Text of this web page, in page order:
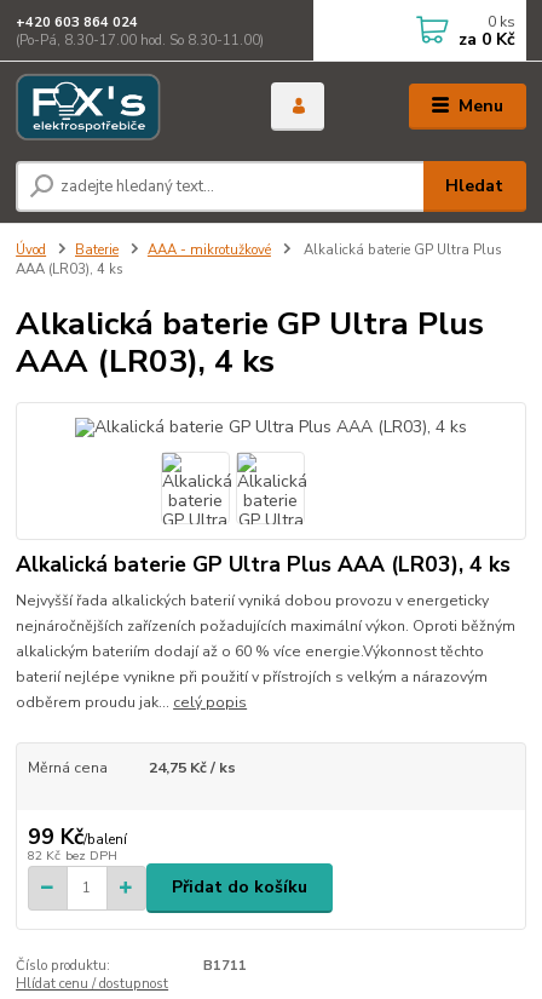
Menu
Hledat
+420 603 864 024
(Po-Pá, 8.30-17.00 hod. So 8.30-11.00)
0 ks
za 0 Kč
Úvod Baterie AAA - mikrotužkové
Alkalická baterie GP Ultra Plus
AAA (LR03), 4 ks
Alkalická baterie GP Ultra Plus
AAA (LR03), 4 ks
Alkalická baterie GP Ultra Plus AAA (LR03), 4 ks
Nejvyšší řada alkalických baterií vyniká dobou provozu v energeticky
nejnáročnějších zařízeních požadujících maximální výkon. Oproti běžným
alkalickým bateriím dodají až o 60 % více energie.Výkonnost těchto
baterií nejlépe vynikne při použití v přístrojích s velkým a nárazovým
odběrem proudu jak... celý popis
Měrná cena 24,75 Kč / ks
99 Kč/balení
82 Kč bez DPH
Přidat do košíku
Číslo produktu:
B1711
Hlídat cenu / dostupnost